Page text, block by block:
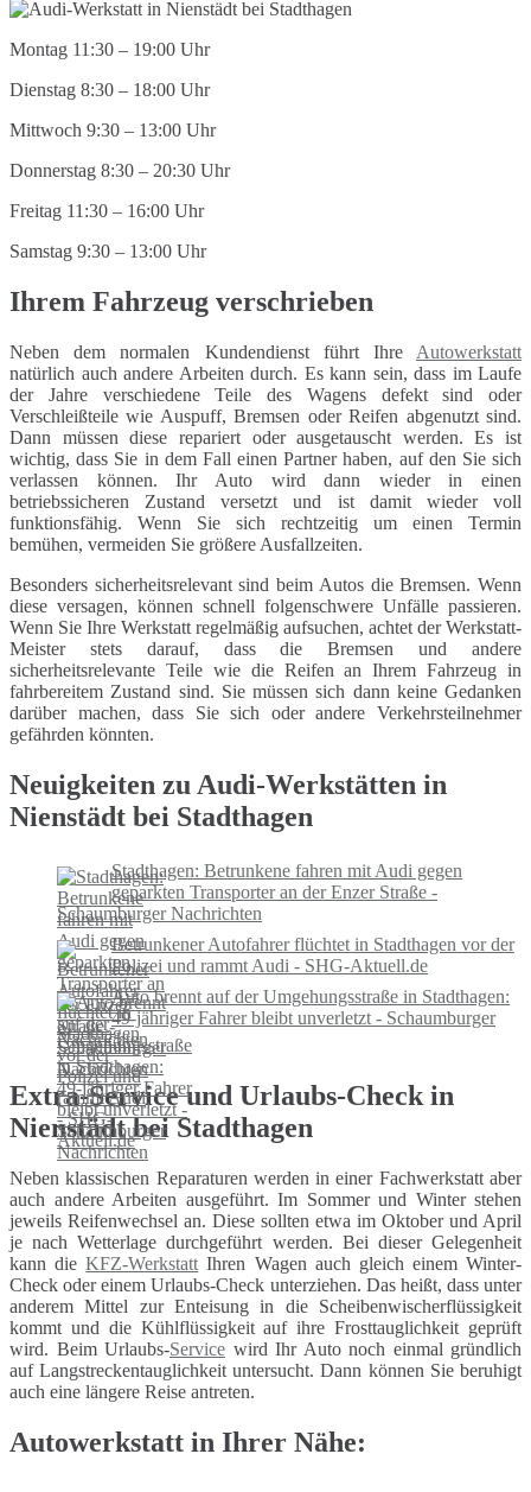
Montag 11:30 – 19:00 Uhr
Dienstag 8:30 – 18:00 Uhr
Mittwoch 9:30 – 13:00 Uhr
Donnerstag 8:30 – 20:30 Uhr
Freitag 11:30 – 16:00 Uhr
Samstag 9:30 – 13:00 Uhr
Ihrem Fahrzeug verschrieben
Neben dem normalen Kundendienst führt Ihre Autowerkstatt
natürlich auch andere Arbeiten durch. Es kann sein, dass im Laufe
der Jahre verschiedene Teile des Wagens defekt sind oder
Verschleißteile wie Auspuff, Bremsen oder Reifen abgenutzt sind.
Dann müssen diese repariert oder ausgetauscht werden. Es ist
wichtig, dass Sie in dem Fall einen Partner haben, auf den Sie sich
verlassen können. Ihr Auto wird dann wieder in einen
betriebssicheren Zustand versetzt und ist damit wieder voll
funktionsfähig. Wenn Sie sich rechtzeitig um einen Termin
bemühen, vermeiden Sie größere Ausfallzeiten.
Besonders sicherheitsrelevant sind beim Autos die Bremsen. Wenn
diese versagen, können schnell folgenschwere Unfälle passieren.
Wenn Sie Ihre Werkstatt regelmäßig aufsuchen, achtet der Werkstatt-
Meister stets darauf, dass die Bremsen und andere
sicherheitsrelevante Teile wie die Reifen an Ihrem Fahrzeug in
fahrbereitem Zustand sind. Sie müssen sich dann keine Gedanken
darüber machen, dass Sie sich oder andere Verkehrsteilnehmer
gefährden könnten.
Neuigkeiten zu Audi-Werkstätten in
Nienstädt bei Stadthagen
Stadthagen: Betrunkene fahren mit Audi gegen
geparkten Transporter an der Enzer Straße -
Schaumburger Nachrichten
Betrunkener Autofahrer flüchtet in Stadthagen vor der
Polizei und rammt Audi - SHG-Aktuell.de
Auto brennt auf der Umgehungsstraße in Stadthagen:
49-jähriger Fahrer bleibt unverletzt - Schaumburger
Nachrichten
Extra-Service und Urlaubs-Check in
Nienstädt bei Stadthagen
Neben klassischen Reparaturen werden in einer Fachwerkstatt aber
auch andere Arbeiten ausgeführt. Im Sommer und Winter stehen
jeweils Reifenwechsel an. Diese sollten etwa im Oktober und April
je nach Wetterlage durchgeführt werden. Bei dieser Gelegenheit
kann dieKFZ-Werkstatt Ihren Wagen auch gleich einem Winter-
Check oder einem Urlaubs-Check unterziehen. Das heißt, dass unter
anderem Mittel zur Enteisung in die Scheibenwischerflüssigkeit
kommt und die Kühlflüssigkeit auf ihre Frosttauglichkeit geprüft
wird. Beim Urlaubs-Service wird Ihr Auto noch einmal gründlich
auf Langstreckentauglichkeit untersucht. Dann können Sie beruhigt
auch eine längere Reise antreten.
Autowerkstatt in Ihrer Nähe: